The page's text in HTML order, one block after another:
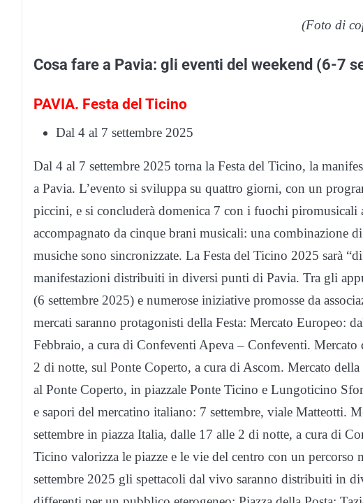
(Foto di
Cosa fare a Pavia: gli eventi del weekend (6-7
PAVIA. Festa del Ticino
Dal 4 al 7 settembre 2025
Dal 4 al 7 settembre 2025 torna la Festa del Ticino, la
a Pavia. L’evento si sviluppa su quattro giorni, con un
piccini, e si concluderà domenica 7 con i fuochi
accompagnato da cinque brani musicali: una combinazione
musiche sono sincronizzate. La Festa del Ticino 2025 sarà
manifestazioni distribuiti in diversi punti di Pavia. Tra gli
(6 settembre 2025) e numerose iniziative promosse da
mercati saranno protagonisti della Festa: Mercato Europeo:
Febbraio, a cura di Confeventi Apeva – Confeventi. Mercato
2 di notte, sul Ponte Coperto, a cura di Ascom. Mercato
al Ponte Coperto, in piazzale Ponte Ticino e Lungoticino
e sapori del mercatino italiano: 7 settembre, viale Matteotti.
settembre in piazza Italia, dalle 17 alle 2 di notte, a cura di
Ticino valorizza le piazze e le vie del centro con un percorso
settembre 2025 gli spettacoli dal vivo saranno distribuiti in